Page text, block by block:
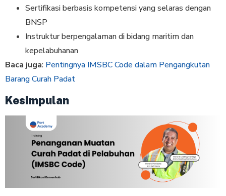
Sertifikasi berbasis kompetensi yang selaras dengan
BNSP
Instruktur berpengalaman di bidang maritim dan
kepelabuhanan
Baca juga: Pentingnya IMSBC Code dalam Pengangkutan
Barang Curah Padat
Kesimpulan